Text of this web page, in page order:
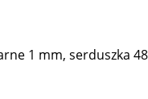
1 mm, serduszka 48